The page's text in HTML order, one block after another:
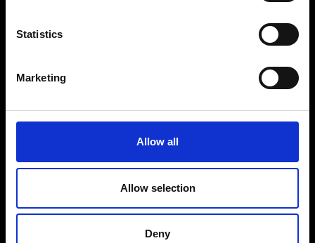
Statistics
Marketing
Allow all
Allow selection
Deny
Trova il tuo negozio Ripani